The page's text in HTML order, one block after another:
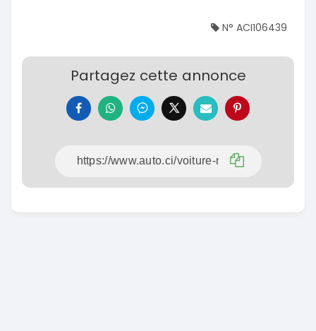
N° ACI106439
Partagez cette annonce